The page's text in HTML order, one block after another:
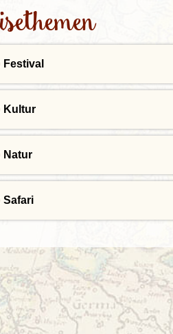
Festival
Kultur
Natur
Safari